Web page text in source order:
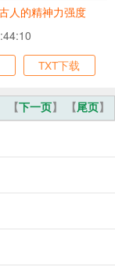
人的精神力强度
TXT下载
【下一页】 【尾页】